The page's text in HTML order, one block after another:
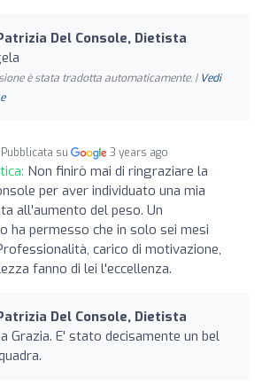
Del Console, Dietista
è stata tradotta automaticamente. | Vedi
Pubblicata su 3 years ago
Non finirò mai di ringraziare la
per aver individuato una mia
all'aumento del peso. Un
ha permesso che in solo sei mesi
carico di motivazione,
fanno di lei l'eccellenza.
Del Console, Dietista
Grazia. E' stato decisamente un bel